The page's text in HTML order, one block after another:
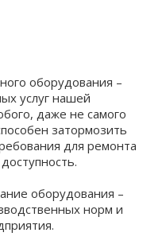
оборудования –
услуг нашей
даже не самого
затормозить
для ремонта
оборудования –
норм и